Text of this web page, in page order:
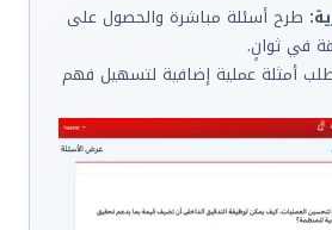
طرح أسئلة مباشرة والحصول على
في ثوانٍ.
أمثلة عملية إضافية لتسهيل فهم